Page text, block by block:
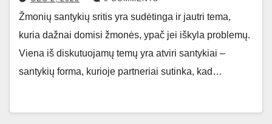
Žmonių santykių sritis yra sudėtinga ir jautri tema,
kuria dažnai domisi žmonės, ypač jei iškyla problemų.
Viena iš diskutuojamų temų yra atviri santykiai –
santykių forma, kurioje partneriai sutinka, kad…